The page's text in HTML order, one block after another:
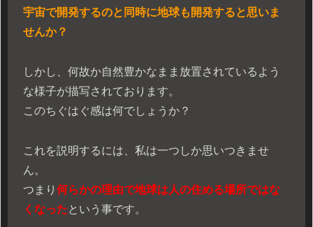
宇宙で開発するのと同時に地球も開発すると思いま
せんか？
しかし、何故か自然豊かなまま放置されているよう
な様子が描写されております。
このちぐはぐ感は何でしょうか？
これを説明するには、私は一つしか思いつきませ
ん。
つまり 何らかの理由で地球は人の住める場所ではな
くなった という事です。